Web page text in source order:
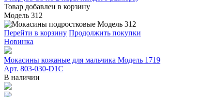
Товар добавлен в корзину
Модель 312
Перейти в корзину Продолжить покупки
Новинка
Мокасины кожаные для мальчика Модель 1719
Арт. 803-030-D1C
В наличии